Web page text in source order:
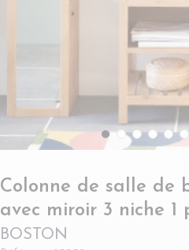
Colonne de salle de
avec miroir 3 niche 1
BOSTON